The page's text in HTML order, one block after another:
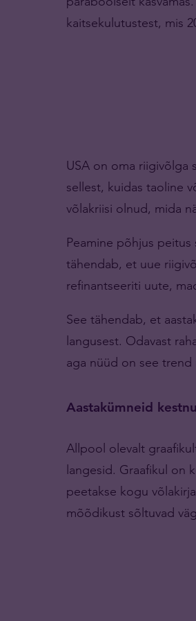
kaitsekulutustest, mis
USA on oma riigivõlga
sellest, kuidas taoline
võlakriisi olnud, mida
Peamine põhjus peitus
tähendab, et uue
refinantseeriti uute,
See tähendab, et
langusest. Odavast
aga nüüd on see
Aastakümneid
Allpool olevalt
langesid. Graafikul on
peetakse kogu
mõõdikust sõltuvad